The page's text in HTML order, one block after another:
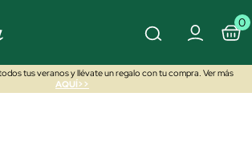
0
tus veranos y llévate un regalo con tu compra. Ver más
AQUÍ>>